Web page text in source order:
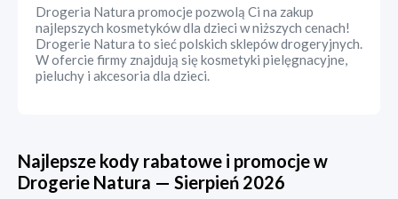
Drogeria Natura promocje pozwolą Ci na zakup
najlepszych kosmetyków dla dzieci w niższych cenach!
Drogerie Natura to sieć polskich sklepów drogeryjnych.
W ofercie firmy znajdują się kosmetyki pielęgnacyjne,
pieluchy i akcesoria dla dzieci.
Najlepsze kody rabatowe i promocje w
Drogerie Natura — Sierpień 2026